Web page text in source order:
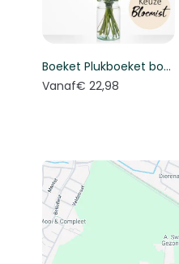
Boeket Plukboeket bont - Keuze bloemist
Vanaf€ 22,98